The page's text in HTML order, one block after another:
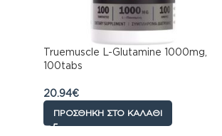
Truemuscle L-Glutamine 1000mg,
100tabs
20.94€
ΠΡΟΣΘΉΚΗ ΣΤΟ ΚΑΛΆΘΙ